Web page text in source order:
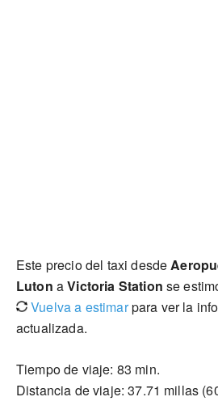
Este precio del taxi desde
Luton aVictoria Station se
Vuelva a estimarpara ver la
actualizada.
Tiempo de viaje: 83 min.
Distancia de viaje: 37.71 millas